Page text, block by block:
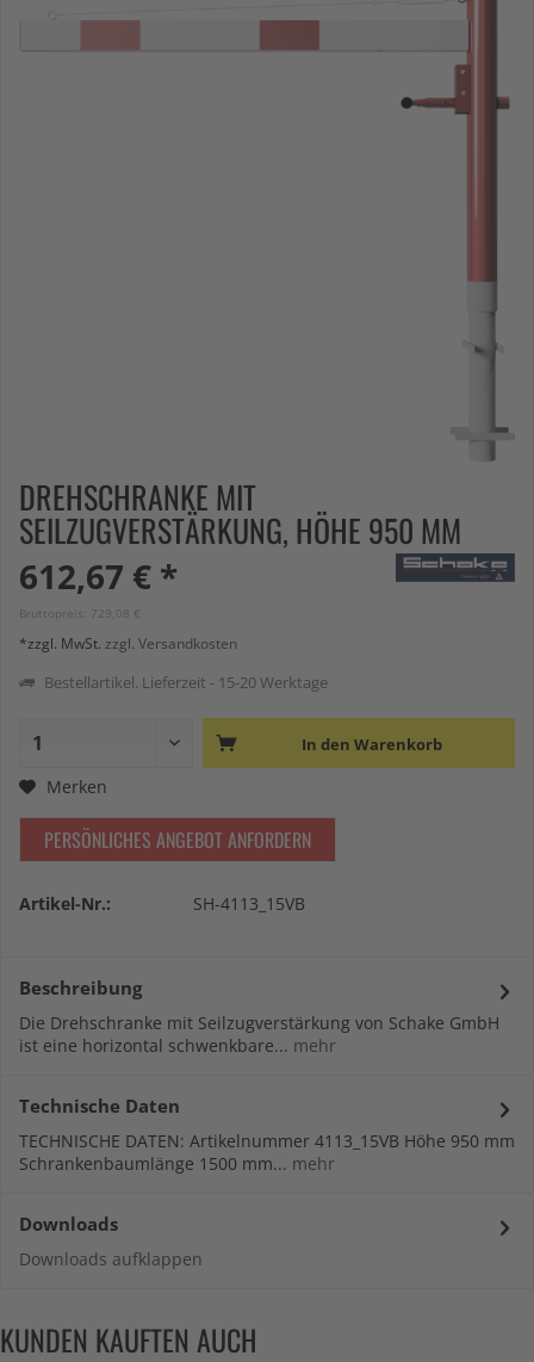
DREHSCHRANKE MIT
SEILZUGVERSTÄRKUNG, HÖHE 950 MM
612,67 € *
Bruttopreis: 729,08 €
*zzgl. MwSt. zzgl. Versandkosten
Bestellartikel. Lieferzeit - 15-20 Werktage
In den Warenkorb
Merken
PERSÖNLICHES ANGEBOT ANFORDERN
Artikel-Nr.: SH-4113_15VB
Beschreibung
Die Drehschranke mit Seilzugverstärkung von Schake GmbH
ist eine horizontal schwenkbare... mehr
Technische Daten
TECHNISCHE DATEN: Artikelnummer 4113_15VB Höhe 950 mm
Schrankenbaumlänge 1500 mm... mehr
Downloads
Downloads aufklappen
KUNDEN KAUFTEN AUCH